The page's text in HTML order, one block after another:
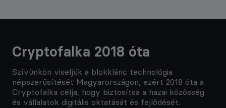
Cryptofalka 2018 óta
Szívünkön viseljük a blokklánc technológia
népszerűsítését Magyarországon, ezért 2018 óta a
Cryptofalka célja, hogy biztosítsa a hazai közösség
és vállalatok digitális oktatását és fejlődését.